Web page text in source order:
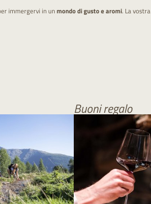
immergervi in un mondo di gusto e aromi. La vostra
Buoni regalo